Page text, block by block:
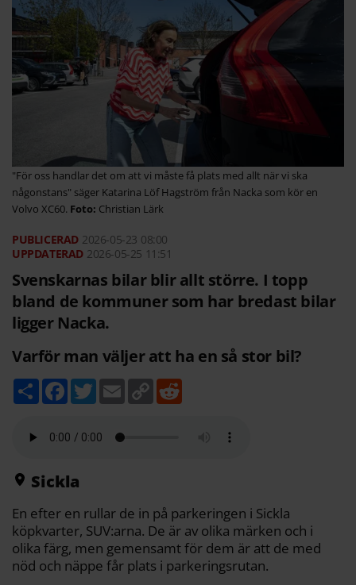
"För oss handlar det om att vi måste få plats med allt när vi ska
någonstans" säger Katarina Löf Hagström från Nacka som kör en
Volvo XC60.
Christian Lärk
2026-05-23 08:00
2026-05-25 11:51
Svenskarnas bilar blir allt större. I topp
bland de kommuner som har bredast bilar
ligger Nacka.
Varför man väljer att ha en så stor bil?
D
e
F
b
k
T
w
t
E
m
C
o
Sickla
En efter en rullar de in på parkeringen i Sickla
köpkvarter, SUV:arna. De är av olika märken och i
olika färg, men gemensamt för dem är att de med
nöd och näppe får plats i parkeringsrutan.